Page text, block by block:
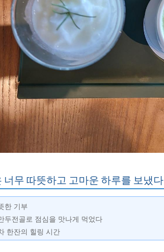
너무 따뜻하고 고마운 하루를 보냈다
한 기부
두전골로 점심을 맛나게 먹었다
한잔의 힐링 시간